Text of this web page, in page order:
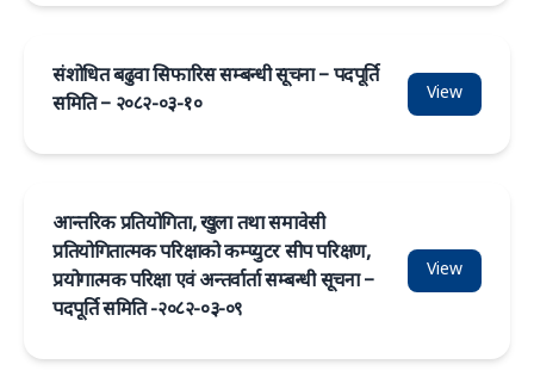
संशोधित बढुवा सिफारिस सम्बन्धी सूचना – पदपूर्ति
समिति – २०८२-०३-१०
View
आन्तरिक प्रतियोगिता, खुला तथा समावेसी
प्रतियोगितात्मक परिक्षाको कम्प्युटर सीप परिक्षण,
प्रयोगात्मक परिक्षा एवं अन्तर्वार्ता सम्बन्धी सूचना –
पदपूर्ति समिति -२०८२-०३-०९
View